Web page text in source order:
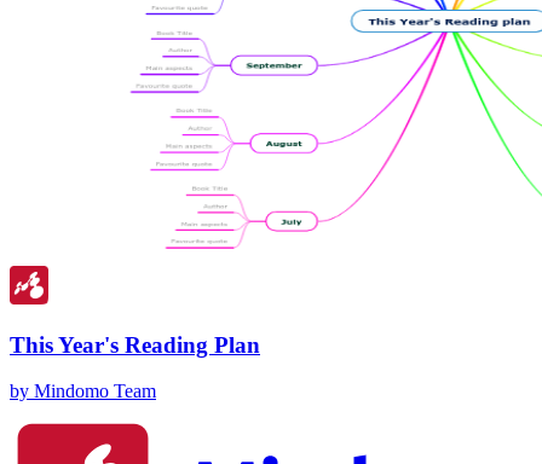
This Year's Reading Plan
by Mindomo Team